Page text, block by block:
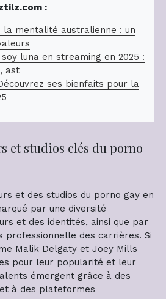
:
la mentalité australienne : un
luna en streaming en 2025 :
ast
ses bienfaits pour la
et studios clés du porno
et des studios du porno gay en
par une diversité
et des identités, ainsi que par
professionnelle des carrières. Si
Malik Delgaty et Joey Mills
pour leur popularité et leur
émergent grâce à des
à des plateformes